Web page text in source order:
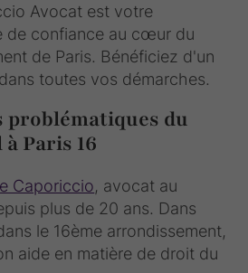
Avocat est votre
de confiance au cœur du
de Paris. Bénéficiez d'un
toutes vos démarches.
problématiques du
Paris 16
Caporiccio, avocat au
plus de 20 ans. Dans
le 16ème arrondissement,
aide en matière de droit du